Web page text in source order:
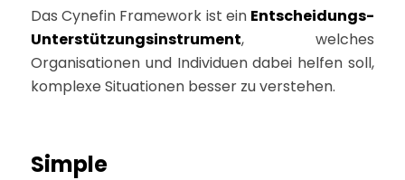
Das Cynefin Framework ist ein Entscheidungs-
Unterstützungsinstrument, welches
Organisationen und Individuen dabei helfen soll,
komplexe Situationen besser zu verstehen.
Simple